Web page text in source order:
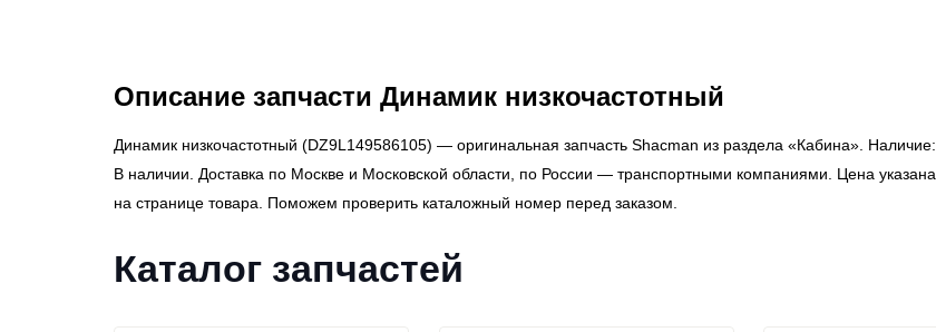
Описание запчасти Динамик низкочастотный
Динамик низкочастотный (DZ9L149586105) — оригинальная запчасть Shacman из раздела «Кабина». Наличие:
В наличии. Доставка по Москве и Московской области, по России — транспортными компаниями. Цена указана
на странице товара. Поможем проверить каталожный номер перед заказом.
Каталог запчастей